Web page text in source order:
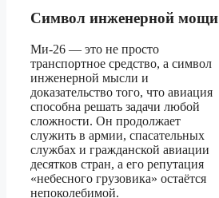
Символ инженерной мощи
Ми-26 — это не просто
транспортное средство, а символ
инженерной мысли и
доказательство того, что авиация
способна решать задачи любой
сложности. Он продолжает
служить в армии, спасательных
службах и гражданской авиации
десятков стран, а его репутация
«небесного грузовика» остаётся
непоколебимой.